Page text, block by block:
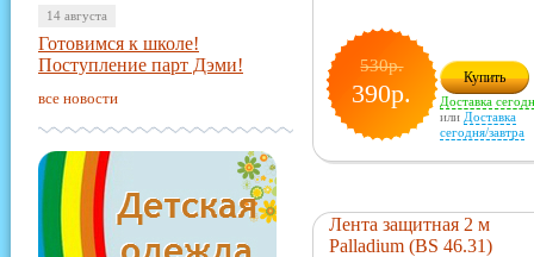
14 августа
Готовимся к школе!
Поступление парт Дэми!
все новости
530р.
390р.
Купить
Доставка
или Доставка
сегодня/завтра
Лента защитная 2 м
Palladium (BS 46.31)